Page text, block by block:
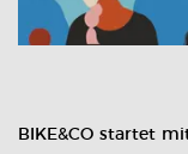
BIKE&CO startet